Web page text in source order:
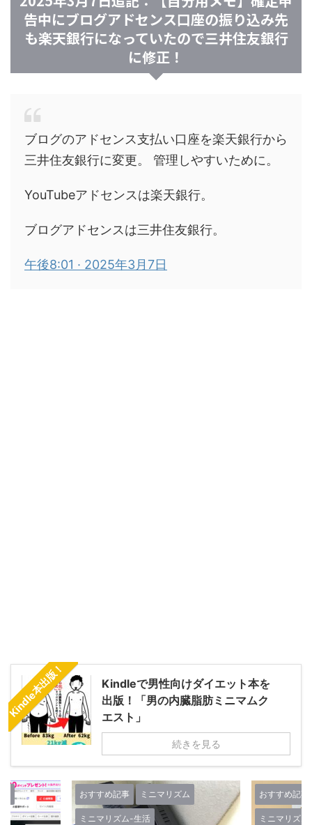
告中にブログアドセンス口座の振り込み先
も楽天銀行になっていたので三井住友銀行
に修正！
ブログのアドセンス支払い口座を楽天銀行から
三井住友銀行に変更。 管理しやすいために。
YouTubeアドセンスは楽天銀行。
ブログアドセンスは三井住友銀行。
午後8:01 · 2025年3月7日
Kindle本出版！
Kindleで男性向けダイエット本を
出版！「男の内臓脂肪ミニマムク
エスト」
続きを見る
おすすめ記事 ミニマリズム
ミニマリズム-生活
おすすめ記事
ミニマリズ